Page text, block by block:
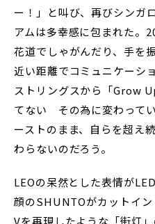
ー！」と叫び、再びシンガ
アムは多幸感に包まれた。
花道でしゃがんだり、手を
近い距離でコミュニケーシ
ストリングスから「Grow
てない その為に変わって
ーストのまま、自らを超え
わらないのだろう。
LEOの呆然とした表情が
顔のSHUNTOがカットイ
Vを再現したような「街灯